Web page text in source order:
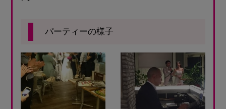
パーティーの様子